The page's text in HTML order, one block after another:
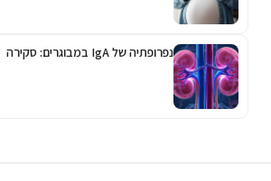
נפרופתיה של IgA במבוגרים: סקירה